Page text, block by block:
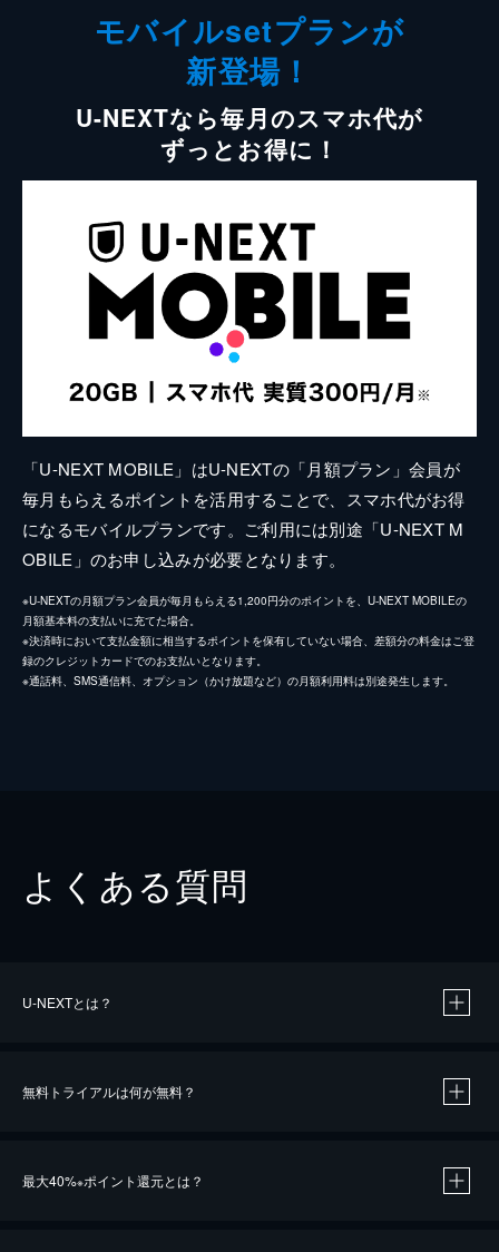
モバイルsetプランが
新登場！
U-NEXTなら毎月のスマホ代が
ずっとお得に！
「U-NEXT MOBILE」はU-NEXTの「月額プラン」会員が
毎月もらえるポイントを活用することで、スマホ代がお得
になるモバイルプランです。ご利用には別途「U-NEXT M
OBILE」のお申し込みが必要となります。
※U-NEXTの月額プラン会員が毎月もらえる1,200円分のポイントを、U-NEXT MOBILEの
月額基本料の支払いに充てた場合。
※決済時において支払金額に相当するポイントを保有していない場合、差額分の料金はご登
録のクレジットカードでのお支払いとなります。
※通話料、SMS通信料、オプション（かけ放題など）の月額利用料は別途発生します。
よくある質問
U-NEXTとは？
無料トライアルは何が無料？
最大40%※ポイント還元とは？